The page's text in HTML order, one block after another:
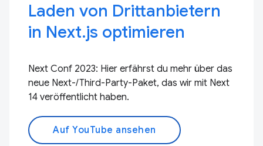
Laden von Drittanbietern
in Next.js optimieren
Next Conf 2023: Hier erfährst du mehr über das
neue Next-/Third-Party-Paket, das wir mit Next
14 veröffentlicht haben.
Auf YouTube ansehen